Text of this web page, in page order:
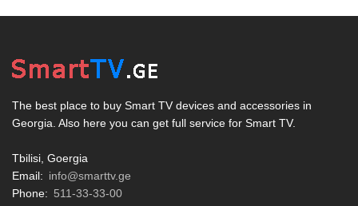
The best place to buy Smart TV devices and accessories in
Georgia. Also here you can get full service for Smart TV.
Tbilisi, Goergia
Email: info@smarttv.ge
Phone: 511-33-33-00